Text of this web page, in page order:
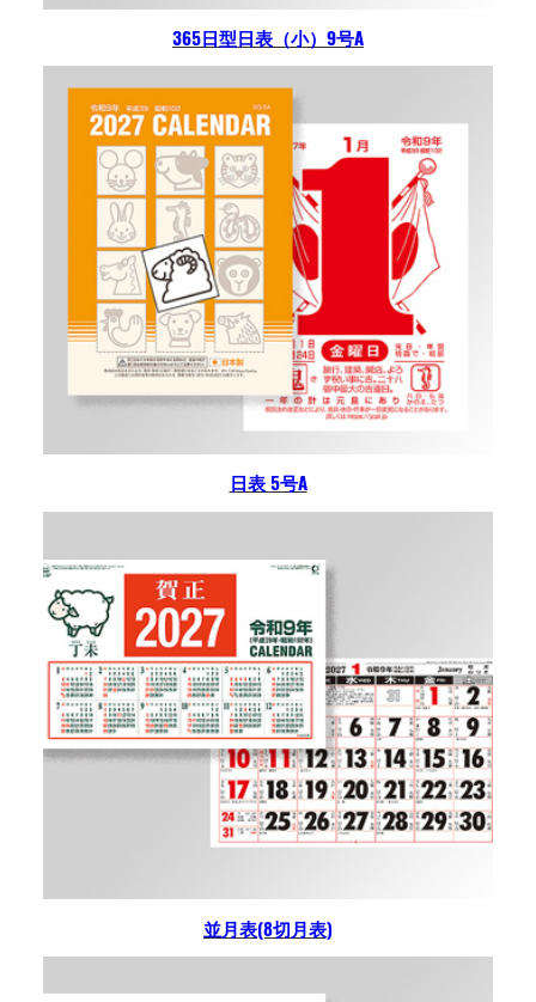
365日型日表（小）9号A
日表 5号A
並月表(8切月表)